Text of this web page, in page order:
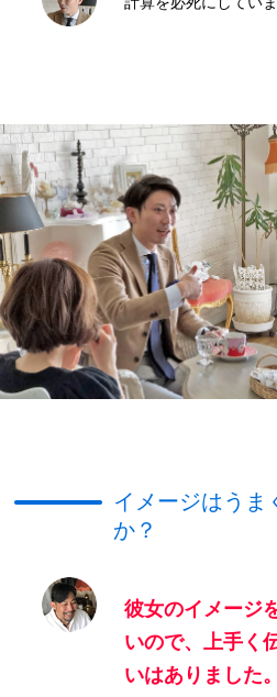
イメージはうま
か？
彼女のイメージ
いので、上手く
いはありました。